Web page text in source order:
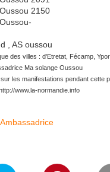
des villes : d'Etretat, Fécamp,
Ma solange Oussou
les manifestations pendant cette
www.la-normandie.info